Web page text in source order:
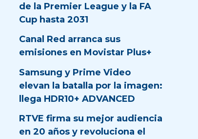
de la Premier League y la FA
Cup hasta 2031
Canal Red arranca sus
emisiones en Movistar Plus+
Samsung y Prime Video
elevan la batalla por la imagen:
llega HDR10+ ADVANCED
RTVE firma su mejor audiencia
en 20 años y revoluciona el